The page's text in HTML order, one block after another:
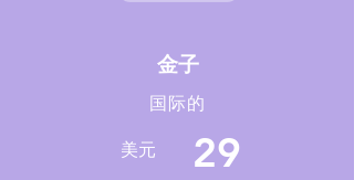
金子
国际的
美元
29